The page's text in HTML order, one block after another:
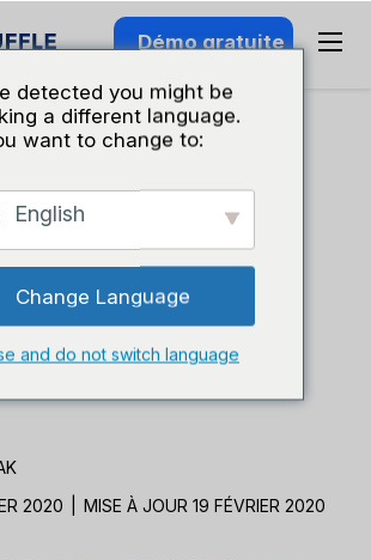
Démo gratuite
Du Secteur
pour la
:
de tables
2020
MISE À JOUR 19 FÉVRIER 2020
detected you might be
a different language.
want to change to:
English
Change Language
and do not switch language